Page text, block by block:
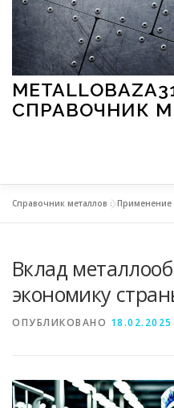
Перейти к содержимому
СПРАВОЧНИК
МЕТАЛЛЫ И
СВОЙСТВА МЕТАЛЛОВ
Справочник металлов »Применение
Вклад
экономику
ОПУБЛИКОВАНО 18.02.2025